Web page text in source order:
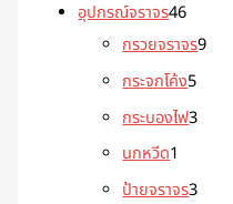
อุปกรณ์จราจร46
กรวยจราจร9
กระจกโค้ง5
กระบองไฟ3
นกหวีด1
ป้ายจราจร3